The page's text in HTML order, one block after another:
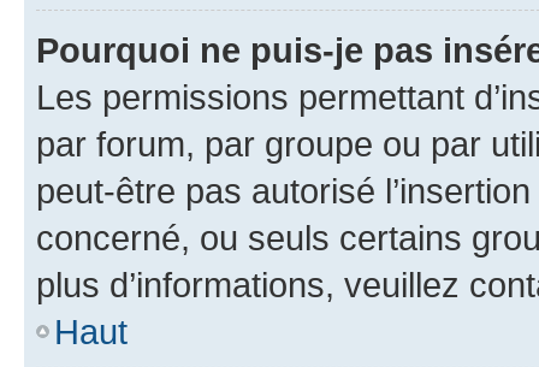
Pourquoi ne puis-je pas
Les permissions permettant
par forum, par groupe ou par
peut-être pas autorisé
concerné, ou seuls certains
plus d’informations, veuillez
Haut